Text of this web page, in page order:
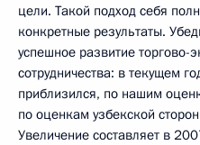
цели. Такой подход себя
конкретные результаты.
успешное развитие торгово-
сотрудничества: в текущем
приблизился, по нашим
по оценкам узбекской
Увеличение составляет в